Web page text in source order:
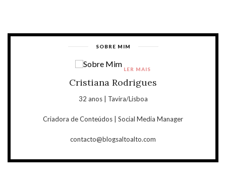
SOBRE MIM
Cristiana Rodrigues
32 anos | Tavira/Lisboa
Criadora de Conteúdos | Social Media Manager
contacto@blogsaltoalto.com
LER MAIS